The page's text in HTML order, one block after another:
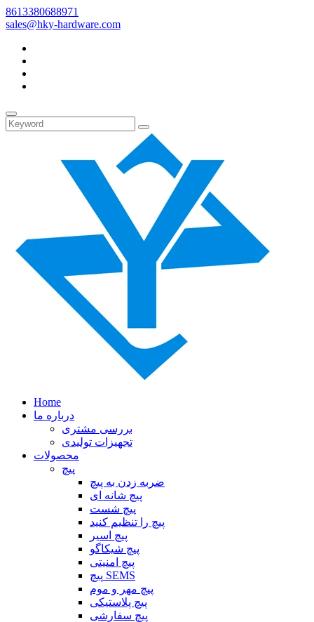
8613380688971
sales@hky-hardware.com
Home
درباره ما
بررسی مشتری
تجهیزات تولیدی
محصولات
پیچ
ضربه زدن به پیچ
پیچ شانه ای
پیچ شست
پیچ را تنظیم کنید
پیچ اسیر
پیچ شیکاگو
پیچ امنیتی
پیچ SEMS
پیچ مهر و موم
پیچ پلاستیکی
پیچ سفارشی